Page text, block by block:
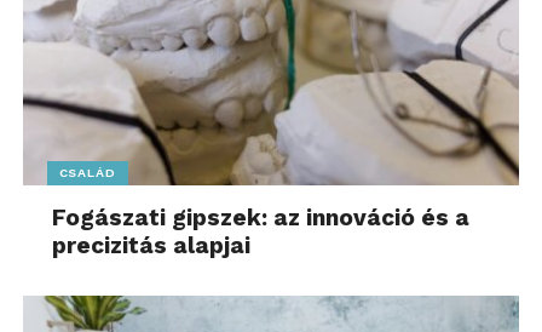
CSALÁD
Fogászati gipszek: az innováció és a
precizitás alapjai